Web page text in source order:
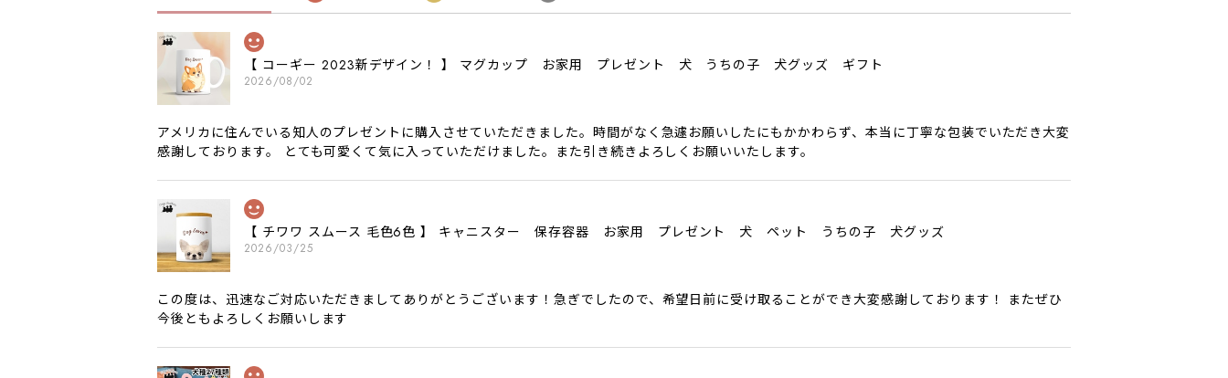
【 コーギー 2023新デザイン！ 】 マグカップ お家用 プレゼント 犬 うちの子 犬グッズ ギフト
2026/08/02
アメリカに住んでいる知人のプレゼントに購入させていただきました。時間がなく急遽お願いしたにもかかわらず、本当に丁寧な包装でいただき大変
感謝しております。 とても可愛くて気に入っていただけました。また引き続きよろしくお願いいたします。
【 チワワ スムース 毛色6色 】 キャニスター 保存容器 お家用 プレゼント 犬 ペット うちの子 犬グッズ
2026/03/25
この度は、迅速なご対応いただきましてありがとうございます！急ぎでしたので、希望日前に受け取ることができ大変感謝しております！ またぜひ
今後ともよろしくお願いします